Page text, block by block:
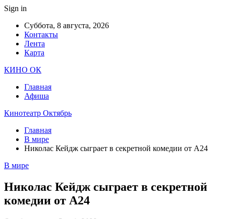
Sign in
Суббота, 8 августа, 2026
Контакты
Лента
Карта
КИНО ОК
Главная
Афиша
Кинотеатр Октябрь
Главная
В мире
Николас Кейдж сыграет в секретной комедии от A24
В мире
Николас Кейдж сыграет в секретной
комедии от A24